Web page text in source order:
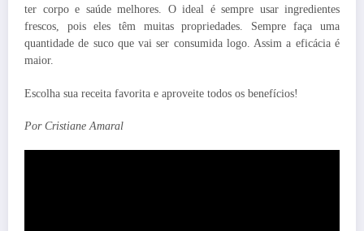
ter corpo e saúde melhores. O ideal é sempre usar ingredientes
frescos, pois eles têm muitas propriedades. Sempre faça uma
quantidade de suco que vai ser consumida logo. Assim a eficácia é
maior.
Escolha sua receita favorita e aproveite todos os benefícios!
Por Cristiane Amaral